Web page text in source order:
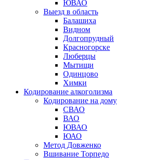
ЮВАО
Выезд в область
Балашиха
Видном
Долгопрудный
Красногорске
Люберцы
Мытищи
Одинцово
Химки
Кодирование алкоголизма
Кодирование на дому
СВАО
ВАО
ЮВАО
ЮАО
Метод Довженко
Вшивание Торпедо